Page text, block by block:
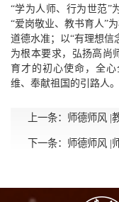
“学为人师、行为世范”
“爱岗敬业、教书育人”
道德水准；以“有理想信
为根本要求，弘扬高尚
育才的初心使命，全
维、奉献祖国的引路人。
上一条： 师德师风 |
下一条： 师德师风 |